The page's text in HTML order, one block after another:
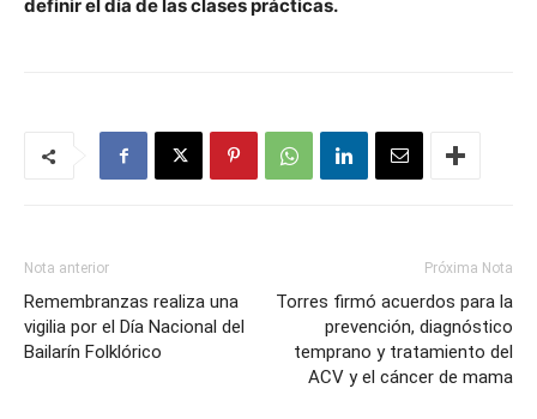
definir el día de las clases prácticas.
Nota anterior
Remembranzas realiza una
vigilia por el Día Nacional del
Bailarín Folklórico
Próxima Nota
Torres firmó acuerdos para la
prevención, diagnóstico
temprano y tratamiento del
ACV y el cáncer de mama